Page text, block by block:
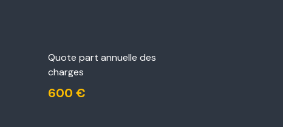
Quote part annuelle des
charges
600 €